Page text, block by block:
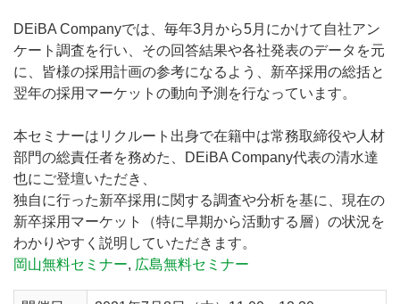
DEiBA Companyでは、毎年3月から5月にかけて自社アン
ケート調査を行い、その回答結果や各社発表のデータを元
に、皆様の採用計画の参考になるよう、新卒採用の総括と
翌年の採用マーケットの動向予測を行なっています。
本セミナーはリクルート出身で在籍中は常務取締役や人材
部門の総責任者を務めた、DEiBA Company代表の清水達
也にご登壇いただき、
独自に行った新卒採用に関する調査や分析を基に、現在の
新卒採用マーケット（特に早期から活動する層）の状況を
わかりやすく説明していただきます。
岡山無料セミナー, 広島無料セミナー